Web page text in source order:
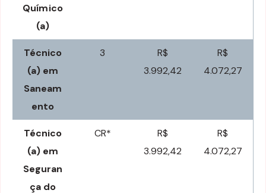
Químico
(a)
Técnico
(a) em
Saneam
ento
3
R$
3.992,42
R$
4.072,27
Técnico
(a) em
Seguran
ça do
CR*
R$
3.992,42
R$
4.072,27